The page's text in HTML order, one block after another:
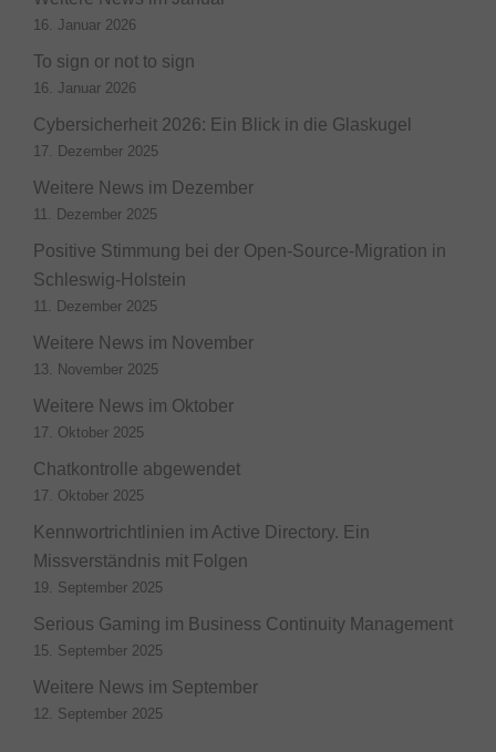
16. Januar 2026
To sign or not to sign
16. Januar 2026
Cybersicherheit 2026: Ein Blick in die Glaskugel
17. Dezember 2025
Weitere News im Dezember
11. Dezember 2025
Positive Stimmung bei der Open-Source-Migration in
Schleswig-Holstein
11. Dezember 2025
Weitere News im November
13. November 2025
Weitere News im Oktober
17. Oktober 2025
Chatkontrolle abgewendet
17. Oktober 2025
Kennwortrichtlinien im Active Directory. Ein
Missverständnis mit Folgen
19. September 2025
Serious Gaming im Business Continuity Management
15. September 2025
Weitere News im September
12. September 2025